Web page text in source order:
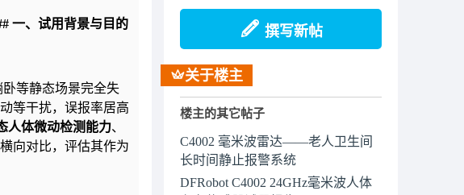
一、试用背景与目的
等静态场景完全失
等干扰，误报率居高
人体微动检测能力、
向对比，评估其作为
撰写新帖
关于楼主
楼主的其它帖子
C4002 毫米波雷达——老人卫生间
长时间静止报警系统
DFRobot C4002 24GHz毫米波人体